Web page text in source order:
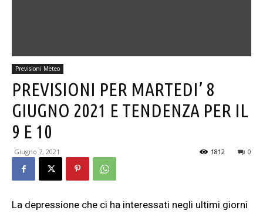
Previsioni Meteo
PREVISIONI PER MARTEDI’ 8
GIUGNO 2021 E TENDENZA PER IL
9 E 10
Giugno 7, 2021 0
1812
La depressione che ci ha interessati negli ultimi giorni